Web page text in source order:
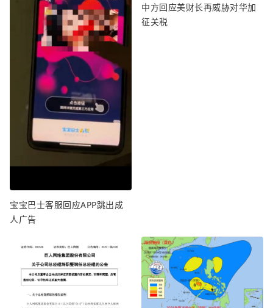
宝宝巴士客服回应APP跳出成
人广告
中方回应美财长再威胁对华加
征关税